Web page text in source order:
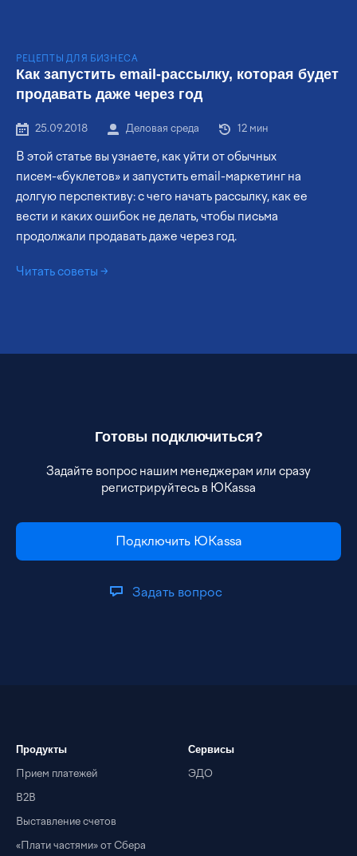
РЕЦЕПТЫ ДЛЯ БИЗНЕСА
Как запустить email-рассылку, которая будет
продавать даже через год
25.09.2018 Деловая среда 12 мин
В этой статье вы узнаете, как уйти от обычных
писем-«буклетов» и запустить email-маркетинг на
долгую перспективу: с чего начать рассылку, как ее
вести и каких ошибок не делать, чтобы письма
продолжали продавать даже через год.
Читатьсоветы →
Готовы подключиться?
Задайте вопрос нашим менеджерам или сразу
регистрируйтесь в ЮKassa
Подключить ЮKassa
Задать вопрос
Продукты
Прием платежей
B2B
Выставление счетов
«Плати частями» от Сбера
Сервисы
ЭДО